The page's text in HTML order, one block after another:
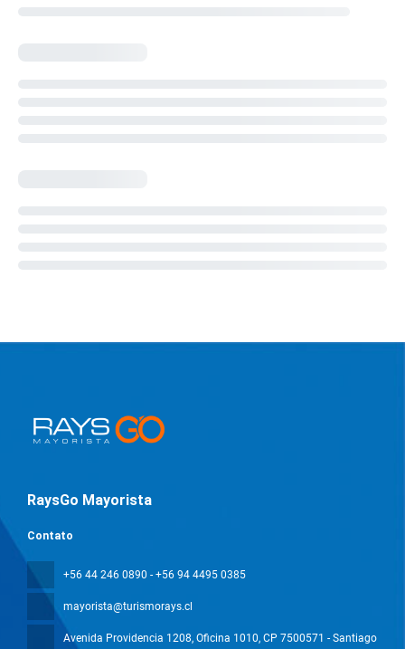
RaysGo Mayorista
Contato
+56 44 246 0890 - +56 94 4495 0385
mayorista@turismorays.cl
Avenida Providencia 1208, Oficina 1010, CP 7500571 - Santiago